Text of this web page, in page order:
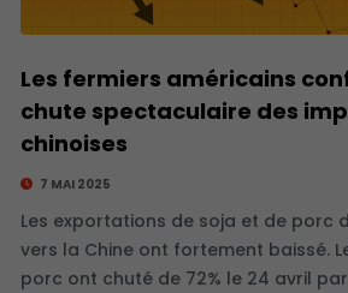
Les fermiers américains
chute spectaculaire des
chinoises
7 MAI 2025
Les exportations de soja et de porc
vers la Chine ont fortement baissé.
porc ont chuté de 72% le 24 avril